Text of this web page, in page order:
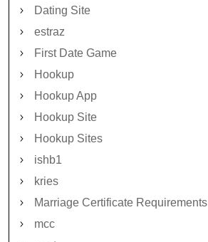
Dating Site
estraz
First Date Game
Hookup
Hookup App
Hookup Site
Hookup Sites
ishb1
kries
Marriage Certificate Requirements
mcc